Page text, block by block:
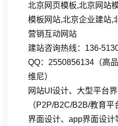
北京网页模板,北京网站
模板网站,北京企业建站,
营销互动网站
建站咨询热线：136-
QQ：2550856134（高
维尼）
网站UI设计、大型平台
（P2P/B2C/B2B/教育
界面设计、app界面设计